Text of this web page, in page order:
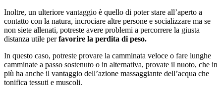
Inoltre, un ulteriore vantaggio è quello di poter stare all’aperto a
contatto con la natura, incrociare altre persone e socializzare ma se
non siete allenati, potreste avere problemi a percorrere la giusta
distanza utile perfavorire la perdita di peso.
In questo caso, potreste provare la camminata veloce o fare lunghe
camminate a passo sostenuto o in alternativa, provate il nuoto, che in
più ha anche il vantaggio dell’azione massaggiante dell’acqua che
tonifica tessuti e muscoli.